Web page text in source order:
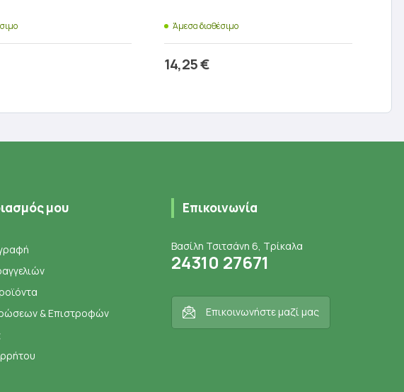
Άμεσα διαθέσιμο
14,25€
μου
& Επιστροφών
Επικοινωνία
Βασίλη Τσιτσάνη 6, Τρίκαλα
24310 27671
Επικοινωνήστε μαζί μας